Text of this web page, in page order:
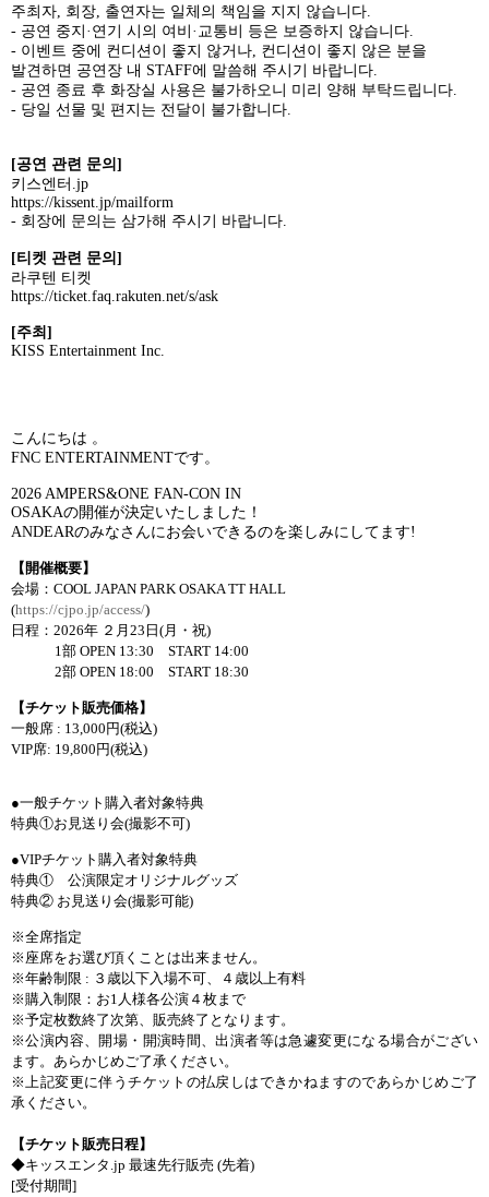
주최자, 회장, 출연자는 일체의 책임을 지지 않습니다.
- 공연 중지·연기 시의 여비·교통비 등은 보증하지 않습니다.
- 이벤트 중에 컨디션이 좋지 않거나, 컨디션이 좋지 않은 분을
발견하면 공연장 내 STAFF에 말씀해 주시기 바랍니다.
- 공연 종료 후 화장실 사용은 불가하오니 미리 양해 부탁드립니다.
- 당일 선물 및 편지는 전달이 불가합니다.
[공연 관련 문의 ]
키스엔터 .jp
https://kissent.jp/mailform
- 회장에 문의는 삼가해 주시기 바랍니다.
[티켓 관련 문의 ]
라쿠텐 티켓
https://ticket.faq.rakuten.net/s/ask
[주최 ]
KISS Entertainment Inc.
こんにちは 。
FNC ENTERTAINMENTです。
2026 AMPERS&ONE FAN-CON IN
OSAKAの開催が決定いたしました！
ANDEARのみなさんにお会いできるのを楽しみにしてます!
【 開催概要】
会場 ： COOL JAPAN PARK OSAKA TT HALL
(https://cjpo.jp/access/)
日程 ： 2026年 ２ 月 23 日 (月 ・ 祝)
1部 OPEN 13:30
START 14:00
2部 OPEN 18:00 START 18:30
【チケット販売価格】
一般席 : 13,000 円(税込)
VIP席: 19,800 円(税込)
●一般チケット 購入者対象特典
特典①お 見送 り 会(撮影不可)
●VIPチケット 購入者対象特典
特典① 公演限定オリジナルグッ ズ
特典② お 見送 り 会(撮影可能)
※全席指定
※ 座席をお選び頂 くことは出来ません。
※年齢制限 : ３ 歳以下入場不可、４ 歳以上有料
※購入制限 ：お1 人様各公演 ４ 枚ま で
※予定枚数終了次第、 販売終了 となります。
※公演内容、 開場 ・ 開演時間 、出演者等は急遽変更になる場合がござい
ます。あらかじめご了承 ください。
※上記変更に伴 うチケットの払戻 しはできかねますのであらかじめご了
承 ください。
【チケット販売 日程】
◆キッスエンタ .jp 最速先行販売 (先着)
[受付期間]